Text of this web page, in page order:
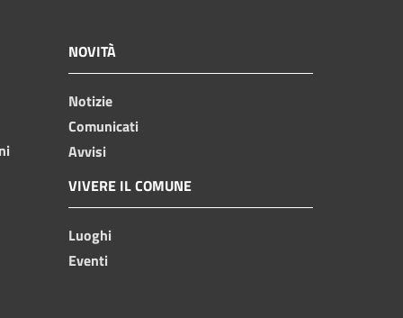
NOVITÀ
Notizie
Comunicati
Avvisi
VIVERE IL COMUNE
Luoghi
Eventi